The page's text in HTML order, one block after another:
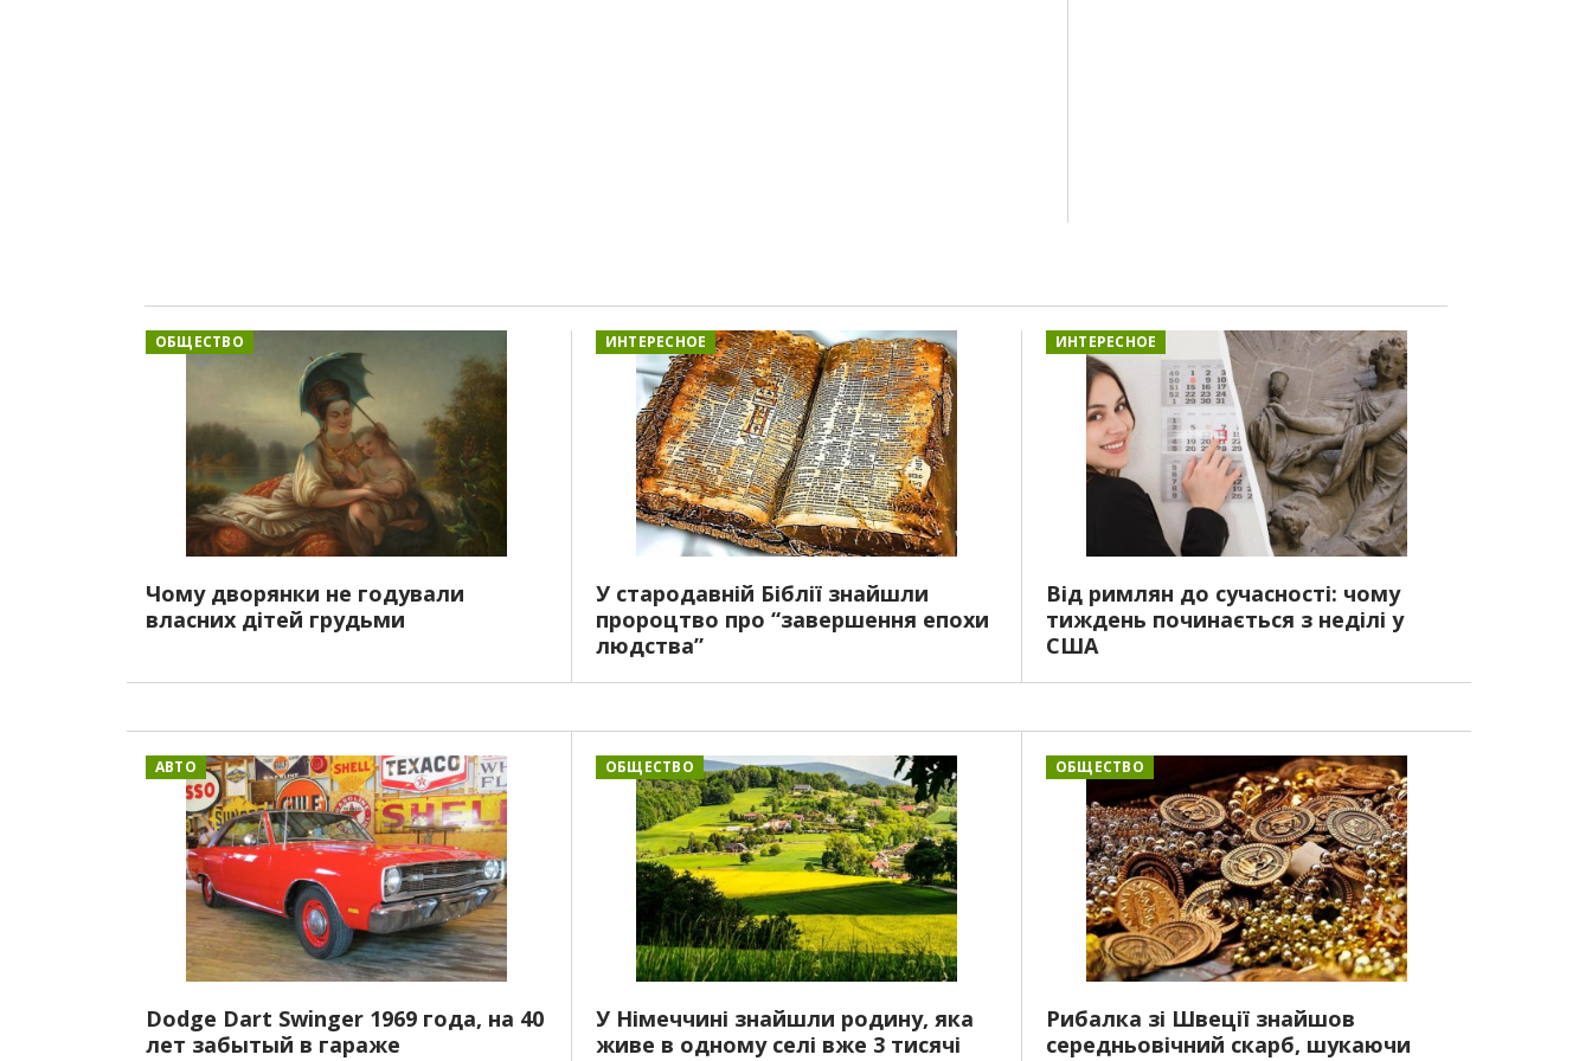
ОБЩЕСТВО
Чому дворянки не годували
власних дітей грудьми
ИНТЕРЕСНОЕ
У стародавній Біблії знайшли
пророцтво про “завершення епохи
людства”
ИНТЕРЕСНОЕ
Від римлян до сучасності: чому
тиждень починається з неділі у
США
АВТО
Dodge Dart Swinger 1969 года, на 40
лет забытый в гараже
ОБЩЕСТВО
У Німеччині знайшли родину, яка
живе в одному селі вже 3 тисячі
ОБЩЕСТВО
Рибалка зі Швеції знайшов
середньовічний скарб, шукаючи